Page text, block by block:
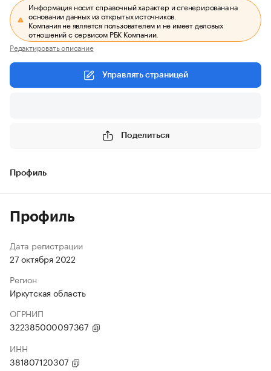
Информация носит справочный характер и сгенерирована на
основании данных из открытых источников.
Компания не является пользователем и не имеет деловых
отношений с сервисом РБК Компании.
Редактировать описание
Управлять страницей
Поделиться
Профиль
Профиль
Дата регистрации
27 октября 2022
Регион
Иркутская область
ОГРНИП
322385000097367
ИНН
381807120307